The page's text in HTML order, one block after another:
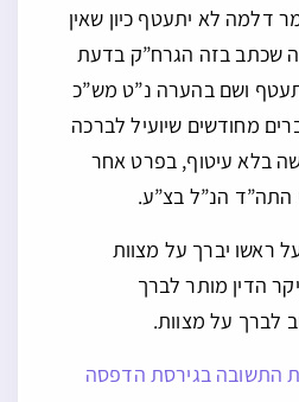
דלמה לא יתעטף כיון שאין
שכתב בזה הגרח”ק בדעת
ושם בהערה נ”ט מש”כ
מחודשים שיועיל לברכה
בלא עיטוף, בפרט אחר
התה”ד הנ”ל בצ”ע.
ראשו יברך על מצוות
הדין מותר לברך
לברך על מצוות.
התשובה בגירסת הדפסה